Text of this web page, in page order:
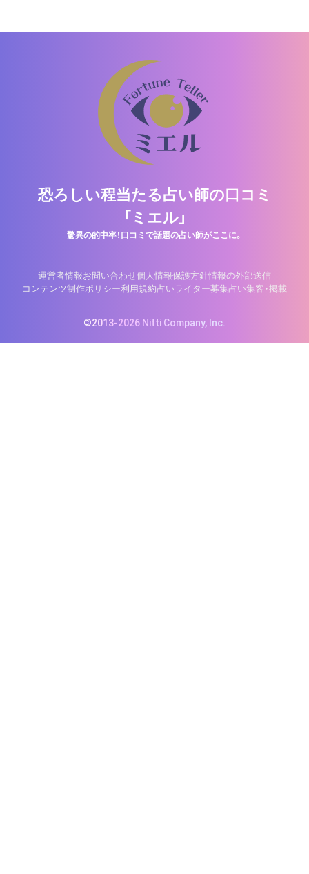
恐ろしい程当たる占い師の口コミ
「ミエル」
驚異の的中率！口コミで話題の占い師がここに。
運営者情報お問い合わせ個人情報保護方針情報の外部送信
コンテンツ制作ポリシー利用規約占いライター募集占い集客・掲載
©2013-2026 Nitti Company, Inc.